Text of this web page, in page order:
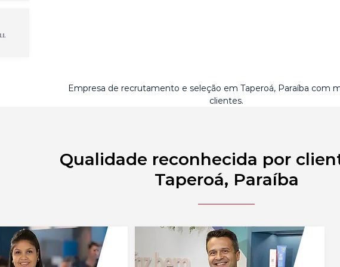
Empresa de recrutamento e seleção em Taperoá, Paraíba com
clientes.
Qualidade reconhecida por
Taperoá, Paraíba